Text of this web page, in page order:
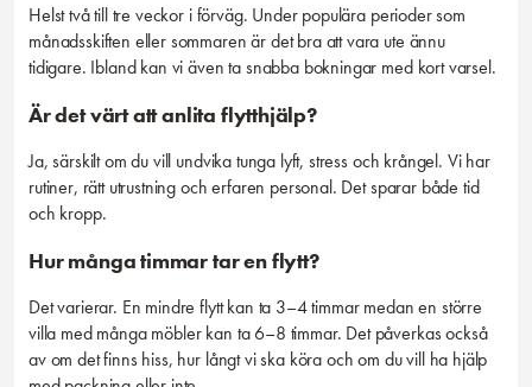
Helst två till tre veckor i förväg. Under populära perioder som
månadsskiften eller sommaren är det bra att vara ute ännu
tidigare. Ibland kan vi även ta snabba bokningar med kort varsel.
Är det värt att anlita flytthjälp?
Ja, särskilt om du vill undvika tunga lyft, stress och krångel. Vi har
rutiner, rätt utrustning och erfaren personal. Det sparar både tid
och kropp.
Hur många timmar tar en flytt?
Det varierar. En mindre flytt kan ta 3–4 timmar medan en större
villa med många möbler kan ta 6–8 timmar. Det påverkas också
av om det finns hiss, hur långt vi ska köra och om du vill ha hjälp